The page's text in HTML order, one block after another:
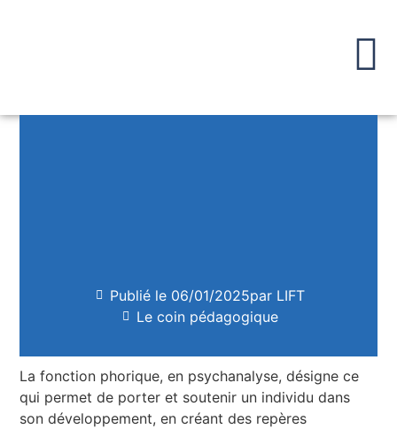
Publié le 06/01/2025par LIFT
Le coin pédagogique
La fonction phorique, en psychanalyse, désigne ce
qui permet de porter et soutenir un individu dans
son développement, en créant des repères